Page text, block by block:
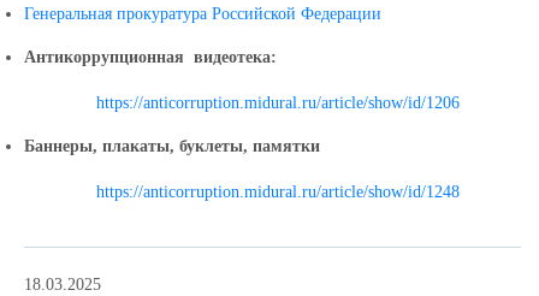
Генеральная прокуратура Российской Федерации
Антикоррупционная видеотека:
https://anticorruption.midural.ru/article/show/id/1206
Баннеры, плакаты, буклеты, памятки
https://anticorruption.midural.ru/article/show/id/1248
18.03.2025